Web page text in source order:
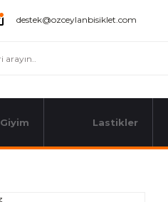
destek@ozceylanbisiklet.com
Giyim Lastikler